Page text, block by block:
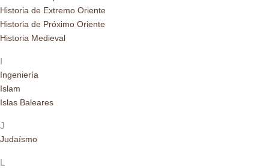
Historia de Extremo Oriente
Historia de Próximo Oriente
Historia Medieval
I
Ingeniería
Islam
Islas Baleares
J
Judaísmo
L